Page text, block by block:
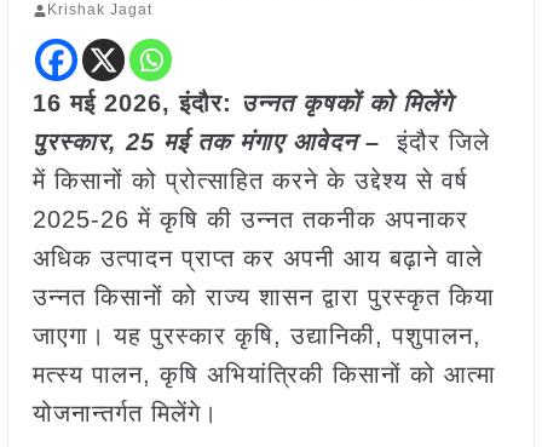
Krishak Jagat
16 मई 2026,इंदौर: उन्नत कृषकों को मिलेंगे
पुरस्कार, 25 मई तक मंगाए आवेदन –इंदौर जिले
में किसानों को प्रोत्साहित करने के उद्देश्य से वर्ष
2025-26 में कृषि की उन्नत तकनीक अपनाकर
अधिक उत्पादन प्राप्त कर अपनी आय बढ़ाने वाले
उन्नत किसानों को राज्य शासन द्वारा पुरस्कृत किया
जाएगा। यह पुरस्कार कृषि, उद्यानिकी, पशुपालन,
मत्स्य पालन, कृषि अभियांत्रिकी किसानों को आत्मा
योजनान्तर्गत मिलेंगे।